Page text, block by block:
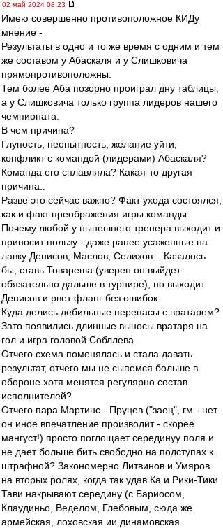
02 май 2024 08:23
Имею совершенно противоположное КИДу
мнение -
Результаты в одно и то же время с одним и тем
же составом у Абаскаля и у Слишковича
прямопротивоположны.
Тем более Аба позорно проиграл дну таблицы,
а у Слишковича только группа лидеров нашего
чемпионата.
В чем причина?
Глупость, неопытность, желание уйти,
конфликт с командой (лидерами) Абаскаля?
Команда его сплавляла? Какая-то другая
причина..
Разве это сейчас важно? Факт ухода состоялся,
как и факт преображения игры команды.
Почему любой у нынешнего тренера выходит и
приносит пользу - даже ранее усаженные на
лавку Денисов, Маслов, Селихов... Казалось
бы, ставь Товареша (уверен он выйдет
обязательно дальше в турнире), но выходит
Денисов и рвет фланг без ошибок.
Куда делись дебильные перепасы с вратарем?
Зато появились длинные выносы вратаря на
гол и игра головой Собллева.
Отчего схема поменялась и стала давать
результат, отчего мы не сыпемся больше в
обороне хотя менятся регулярно состав
исполнителей?
Отчего пара Мартинс - Пруцев ("заец", гм - нет
он иное впечатление производит - скорее
мангуст!) просто поглощает серединуу поля и
не дает больше бить свободно на подступах к
штрафной? Закономерно Литвинов и Умяров
на вторых ролях, когда так удав Ка и Рики-Тики
Тави накрывают середину (с Бариосом,
Клаудиньо, Веделом, Глебовым, сюда же
армейская, лоховская ии динамовская